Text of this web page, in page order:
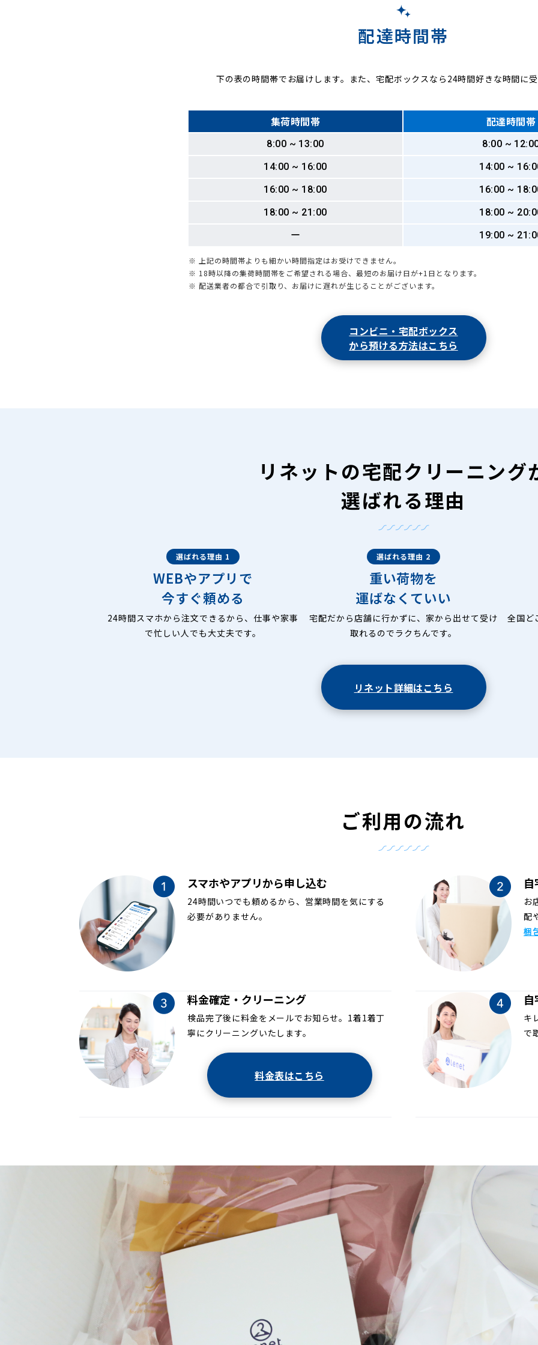
配達時間帯
下の表の時間帯でお届けします。また、宅配ボックスなら24時間好きな時間に
集荷時間帯 配達時間帯
8:00 ~ 13:00
8:00 ~
14:00 ~ 16:00
14:00 ~
16:00 ~ 18:00
16:00 ~
18:00 ~ 21:00
18:00 ~
ー
19:00 ~
※ 上記の時間帯よりも細かい時間指定はお受けできません。
※ 18時以降の集荷時間帯をご希望される場合、最短のお届け日が+1日となります。
※ 配送業者の都合で引取り、お届けに遅れが生じることがございます。
コンビニ・宅配ボックス
から預ける方法はこちら
リネットの宅配クリーニング
選ばれる理由
選ばれる理由 1
WEBやアプリで
今すぐ頼める
24時間スマホから注文できるから、仕事や家事
で忙しい人でも大丈夫です。
選ばれる理由 2
重い荷物を
運ばなくていい
宅配だから店舗に行かずに、家から出せて受け
取れるのでラクちんです。
全国ど
リネット詳細はこちら
ご利用の流れ
スマホやアプリから申し込む
24時間いつでも頼めるから、営業時間を気にする
必要がありません。
お
配
梱
料金確定・クリーニング
検品完了後に料金をメールでお知らせ。1着1着丁
寧にクリーニングいたします。
料金表はこちら
キ
で